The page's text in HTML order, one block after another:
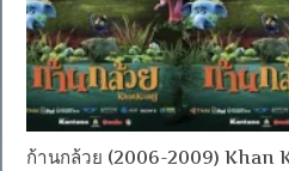
ก้านกล้วย (2006-2009) Khan